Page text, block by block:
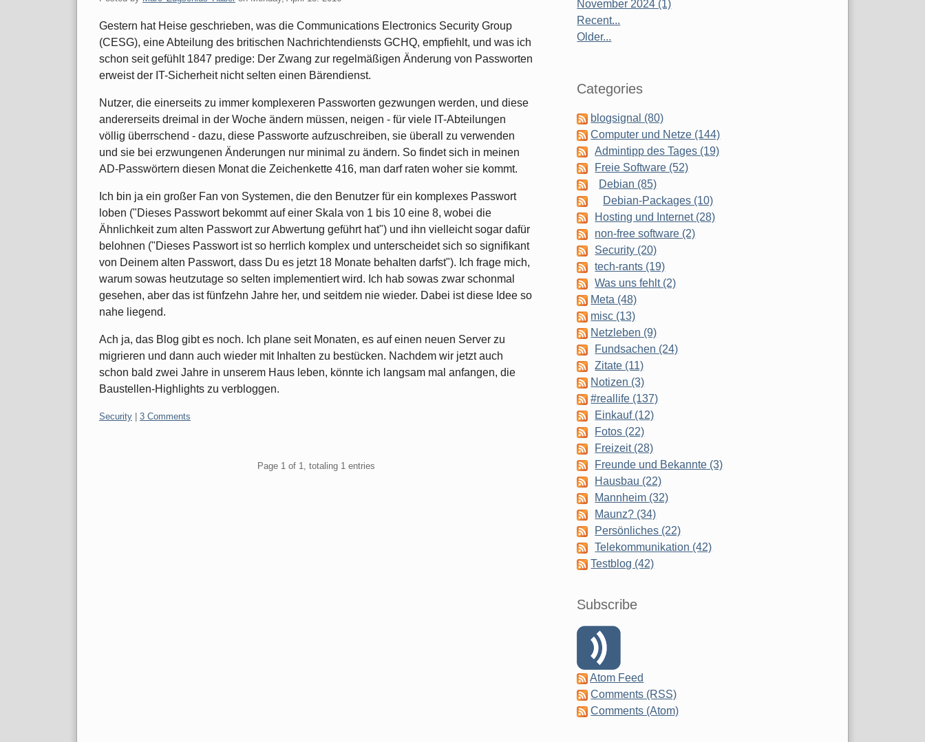
Gestern hat Heise geschrieben, was die Communications Electronics Security Group
(CESG), eine Abteilung des britischen Nachrichtendiensts GCHQ, empfiehlt, und was ich
schon seit gefühlt 1847 predige: Der Zwang zur regelmäßigen Änderung von Passworten
erweist der IT-Sicherheit nicht selten einen Bärendienst.
Nutzer, die einerseits zu immer komplexeren Passworten gezwungen werden, und diese
andererseits dreimal in der Woche ändern müssen, neigen - für viele IT-Abteilungen
völlig überrschend - dazu, diese Passworte aufzuschreiben, sie überall zu verwenden
und sie bei erzwungenen Änderungen nur minimal zu ändern. So findet sich in meinen
AD-Passwörtern diesen Monat die Zeichenkette 416, man darf raten woher sie kommt.
Ich bin ja ein großer Fan von Systemen, die den Benutzer für ein komplexes Passwort
loben ("Dieses Passwort bekommt auf einer Skala von 1 bis 10 eine 8, wobei die
Ähnlichkeit zum alten Passwort zur Abwertung geführt hat") und ihn vielleicht sogar dafür
belohnen ("Dieses Passwort ist so herrlich komplex und unterscheidet sich so signifikant
von Deinem alten Passwort, dass Du es jetzt 18 Monate behalten darfst"). Ich frage mich,
warum sowas heutzutage so selten implementiert wird. Ich hab sowas zwar schonmal
gesehen, aber das ist fünfzehn Jahre her, und seitdem nie wieder. Dabei ist diese Idee so
nahe liegend.
Ach ja, das Blog gibt es noch. Ich plane seit Monaten, es auf einen neuen Server zu
migrieren und dann auch wieder mit Inhalten zu bestücken. Nachdem wir jetzt auch
schon bald zwei Jahre in unserem Haus leben, könnte ich langsam mal anfangen, die
Baustellen-Highlights zu verbloggen.
Categories:
Security 3 Comments
Page 1 of 1, totaling 1 entries
November 2024 (1)
Recent...
Older...
Categories
blogsignal (80)
Computer und Netze (144)
Admintipp des Tages (19)
Freie Software (52)
Debian (85)
Debian-Packages (10)
Hosting und Internet (28)
non-free software (2)
Security (20)
tech-rants (19)
Was uns fehlt (2)
Meta (48)
misc (13)
Netzleben (9)
Fundsachen (24)
Zitate (11)
Notizen (3)
#reallife (137)
Einkauf (12)
Fotos (22)
Freizeit (28)
Freunde und Bekannte (3)
Hausbau (22)
Mannheim (32)
Maunz? (34)
Persönliches (22)
Telekommunikation (42)
Testblog (42)
Subscribe
Atom Feed
Comments (RSS)
Comments (Atom)